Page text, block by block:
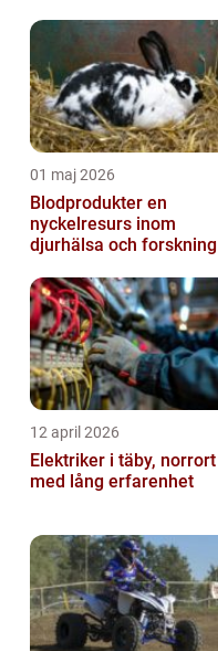
01 maj 2026
Blodprodukter en
nyckelresurs inom
djurhälsa och forskning
12 april 2026
Elektriker i täby, norrort
med lång erfarenhet